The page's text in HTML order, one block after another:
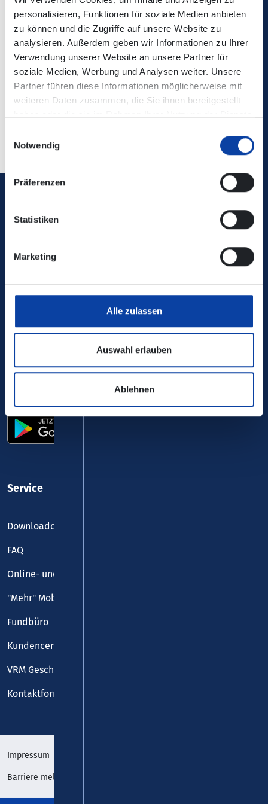
personalisieren, Funktionen für soziale Medien anbieten
zu können und die Zugriffe auf unsere Website zu
analysieren. Außerdem geben wir Informationen zu Ihrer
Verwendung unserer Website an unsere Partner für
soziale Medien, Werbung und Analysen weiter. Unsere
Partner führen diese Informationen möglicherweise mit
weiteren Daten zusammen, die Sie ihnen bereitgestellt
Notwendig
Präferenzen
Statistiken
Marketing
Alle zulassen
Auswahl erlauben
Ablehnen
Die Änderungen sind nicht in der elektronischen
Verbindungsauskunft enthalten!
Kontaktdaten/ zuständiges
Verkehrsunternehmen: Verkehrsbetriebe Mittelrhein
kostenfrei täglich 8 - 20 Uhr
VRM-App nutzen und durchstarten
Service
Downloadcenter
FAQ
Online- und Handy-Tickets
"Mehr" Mobilität
Fundbüro
Kundencenter
VRM Geschäftsstelle
Kontaktformular
Impressum
Barriere melden